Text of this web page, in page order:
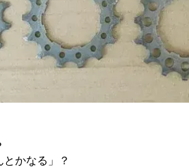
かなる」？